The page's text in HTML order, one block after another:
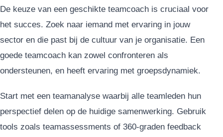
De keuze van een geschikte teamcoach is cruciaal voor
het succes. Zoek naar iemand met ervaring in jouw
sector en die past bij de cultuur van je organisatie. Een
goede teamcoach kan zowel confronteren als
ondersteunen, en heeft ervaring met groepsdynamiek.
Start met een teamanalyse waarbij alle teamleden hun
perspectief delen op de huidige samenwerking. Gebruik
tools zoals teamassessments of 360-graden feedback